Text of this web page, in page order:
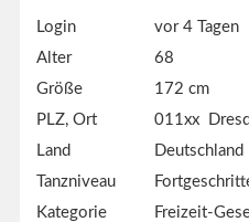
Login
vor 4 Tagen
Alter
68
Größe
172 cm
PLZ, Ort
011xx
Land
Deutschland
Tanzniveau
Kategorie
Freizeit-